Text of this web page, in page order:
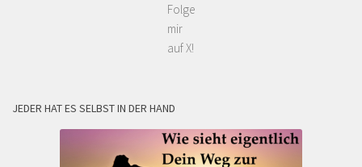
Folge
mir
auf X!
JEDER HAT ES SELBST IN DER HAND